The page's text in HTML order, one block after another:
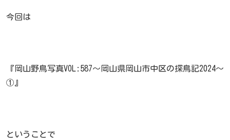
今回は
『岡山野鳥写真VOL:587～岡山県岡山市中区の探鳥記2024～
①』
ということで